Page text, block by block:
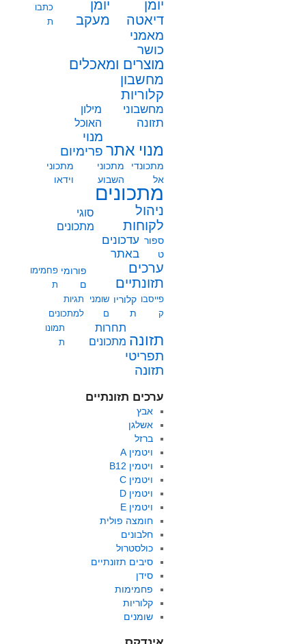
יומן
דיאטה
יומן
מעקב
כתבו
ת
מאמני
כושר
מוצרים ומאכלים
מחשבון
קלוריות
מחשבוני
תזונה
מילון
האוכל
מנוי אתר
מנוי
פרימיום
מתכונדי
אל
מתכוני
השבוע
מתכוני
וידאו
מתכונים
ניהול
לקוחות
סוגי
מתכונים
ספור
ט
עדכונים
באתר
ערכים
תזונתיים
פורומי
ם
פחמימו
ת
פייסבו
ק
קלוריו
ת
שומני
ם
תגיות
למתכונים
תזונה
תחרות
מתכונים
תמונו
ת
תפריטי
תזונה
ערכים תזונתיים
אבץ
אשלגן
ברזל
ויטמין A
ויטמין B12
ויטמין C
ויטמין D
ויטמין E
חומצה פולית
חלבונים
כולסטרול
סיבים תזונתיים
סידן
פחמימות
קלוריות
שומנים